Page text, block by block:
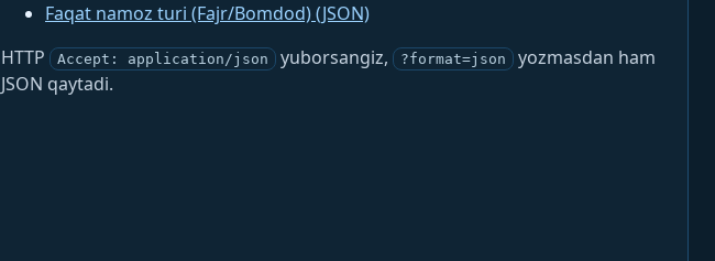
Faqat namoz turi (Fajr/Bomdod) (JSON)
HTTP
Accept: application/json yuborsangiz, ?format=json
yozmasdan ham
JSON qaytadi.